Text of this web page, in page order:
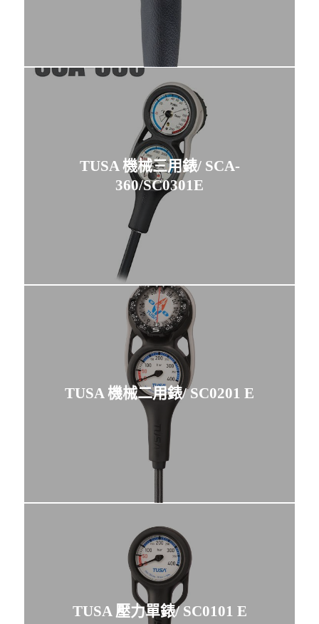
TUSA 機械三用錶/ SCA-
360/SC0301E
TUSA 機械二用錶/ SC0201 E
TUSA 壓力單錶/ SC0101 E